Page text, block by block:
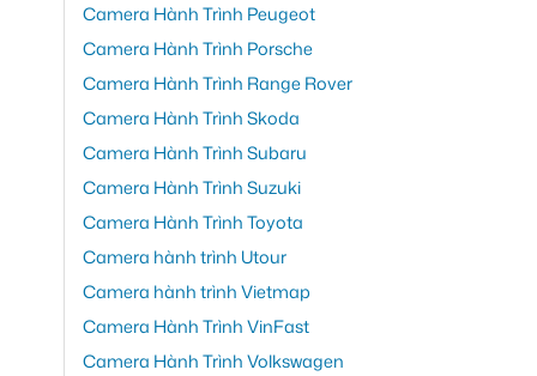
Camera Hành Trình Peugeot
Camera Hành Trình Porsche
Camera Hành Trình Range Rover
Camera Hành Trình Skoda
Camera Hành Trình Subaru
Camera Hành Trình Suzuki
Camera Hành Trình Toyota
Camera hành trình Utour
Camera hành trình Vietmap
Camera Hành Trình VinFast
Camera Hành Trình Volkswagen